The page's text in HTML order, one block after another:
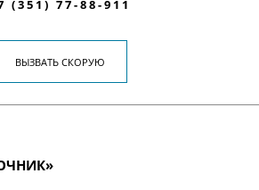
(351) 77-88-911
ВЫЗВАТЬ СКОРУЮ